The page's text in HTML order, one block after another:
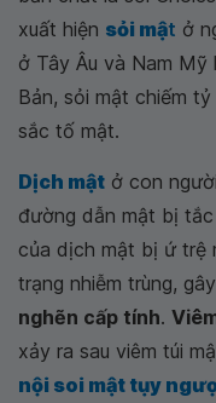
xuất hiện sỏi mật ở
ở Tây Âu và Nam Mỹ
Bản, sỏi mật chiếm
sắc tố mật.
Dịch mật ở con
đường dẫn mật bị
của dịch mật bị ứ trệ
trạng nhiễm trùng,
nghẽn cấp tính.
xảy ra sau viêm túi
nội soi mật tụy